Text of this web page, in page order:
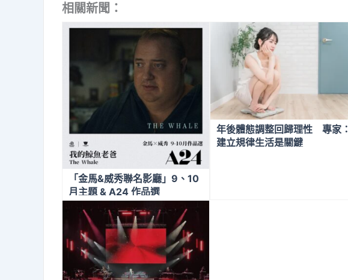
相關新聞：
「金馬&威秀聯名影廳」9、10
月主題 & A24 作品選
年後體態調整回歸理性 專家：
建立規律生活是關鍵